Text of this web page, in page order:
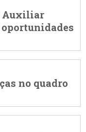
Auxiliar
no quadro